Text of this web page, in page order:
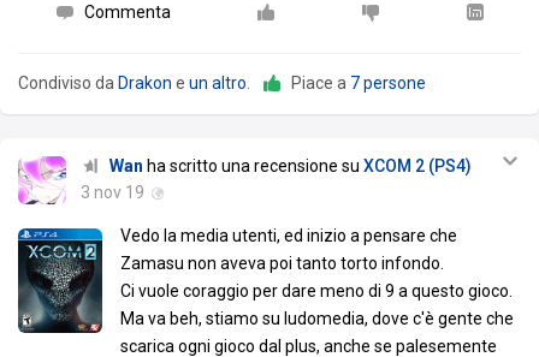
Commenta
Condiviso da Drakon e un altro Piace a 7 persone
Wan ha scritto una recensione su XCOM 2 (PS4)
3 nov 19
Vedo la media utenti, ed inizio a pensare che
Zamasu non aveva poi tanto torto infondo.
Ci vuole coraggio per dare meno di 9 a questo gioco.
Ma va beh, stiamo su ludomedia, dove c'è gente che
scarica ogni gioco dal plus, anche se palesemente